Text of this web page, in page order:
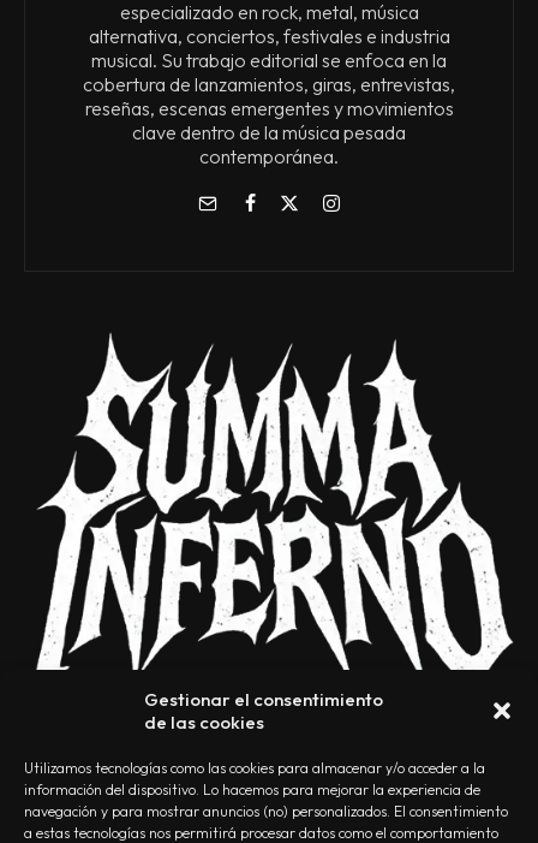
Gestionar el consentimiento
de las cookies
Utilizamos tecnologías como las cookies para almacenar y/o acceder a la
información del dispositivo. Lo hacemos para mejorar la experiencia de
navegación y para mostrar anuncios (no) personalizados. El consentimiento
a estas tecnologías nos permitirá procesar datos como el comportamiento
especializado en rock, metal, música
alternativa, conciertos, festivales e industria
musical. Su trabajo editorial se enfoca en la
cobertura de lanzamientos, giras, entrevistas,
reseñas, escenas emergentes y movimientos
clave dentro de la música pesada
contemporánea.